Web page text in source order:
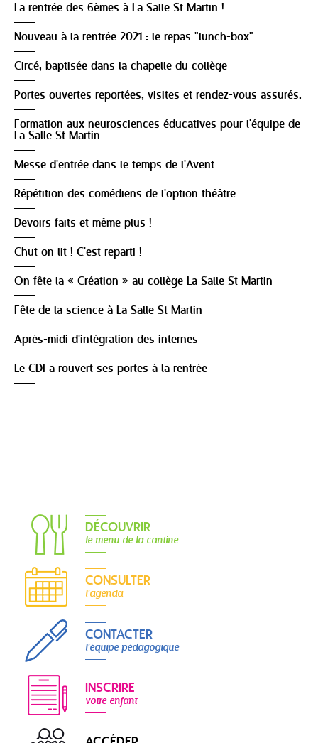
La rentrée des 6èmes à La Salle St Martin !
Nouveau à la rentrée 2021 : le repas "lunch-box"
Circé, baptisée dans la chapelle du collège
Portes ouvertes reportées, visites et rendez-vous assurés.
Formation aux neurosciences éducatives pour l'équipe de
La Salle St Martin
Messe d'entrée dans le temps de l'Avent
Répétition des comédiens de l'option théâtre
Devoirs faits et même plus !
Chut on lit ! C'est reparti !
On fête la « Création » au collège La Salle St Martin
Fête de la science à La Salle St Martin
Après-midi d'intégration des internes
Le CDI a rouvert ses portes à la rentrée
DÉCOUVRIR
le menu de la cantine
CONSULTER
l'agenda
CONTACTER
l'équipe pédagogique
INSCRIRE
votre enfant